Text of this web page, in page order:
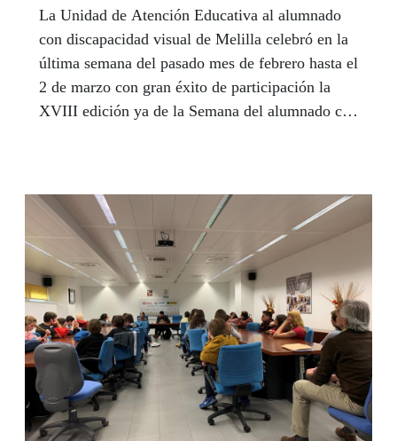
La Unidad de Atención Educativa al alumnado
con discapacidad visual de Melilla celebró en la
última semana del pasado mes de febrero hasta el
2 de marzo con gran éxito de participación la
XVIII edición ya de la Semana del alumnado con
En esta ocasión el Lema que presidió todas las
jornadas fue ‘Veo con todos los sentidos, cómo
se activan y potencian el resto de los sentidos
cuando existe un déficit visual’.